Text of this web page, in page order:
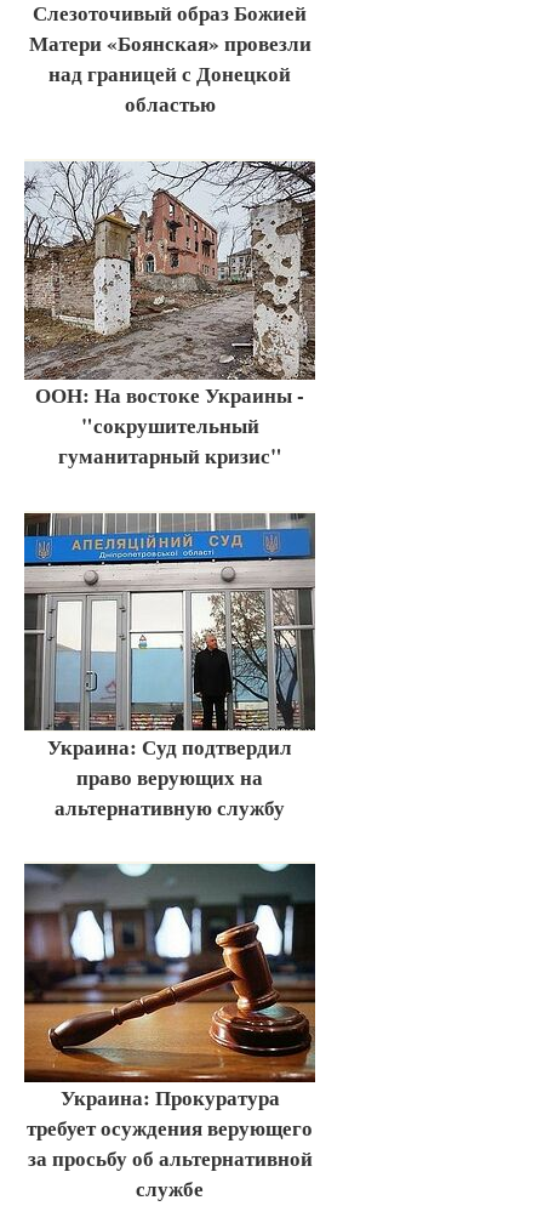
Слезоточивый образ Божией
Матери «Боянская» провезли
над границей с Донецкой
областью
ООН: На востоке Украины -
"сокрушительный
гуманитарный кризис"
Украина: Суд подтвердил
право верующих на
альтернативную службу
Украина: Прокуратура
требует осуждения верующего
за просьбу об альтернативной
службе